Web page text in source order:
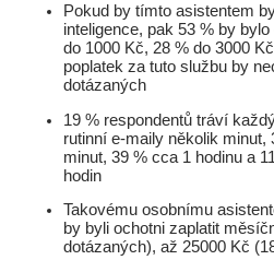
Pokud by tímto asistentem
inteligence, pak 53 % by
do 1000 Kč, 28 % do 3000
poplatek za tuto službu by
dotázaných
19 % respondentů tráví
rutinní e-maily několik minut,
minut, 39 % cca 1 hodinu a
hodin
Takovému osobnímu
by byli ochotni zaplatit
dotázaných), až 25000 Kč